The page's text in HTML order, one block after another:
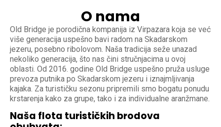
O nama
Old Bridge je porodična kompanija iz Virpazara koja se već
više generacija uspešno bavi radom na Skadarskom
jezeru, posebno ribolovom. Naša tradicija seže unazad
nekoliko generacija, što nas čini stručnjacima u ovoj
oblasti. Od 2016. godine Old Bridge uspešno pruža usluge
prevoza putnika po Skadarskom jezeru i iznajmljivanja
kajaka. Za turističku sezonu pripremili smo bogatu ponudu
krstarenja kako za grupe, tako i za individualne aranžmane.
Naša flota turističkih brodova